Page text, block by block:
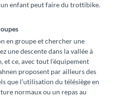
enfant peut faire du trottibike.
en groupe et chercher une
une descente dans la vallée à
ce, avec tout l’équipement
proposent par ailleurs des
que l’utilisation du télésiège en
normaux ou un repas au